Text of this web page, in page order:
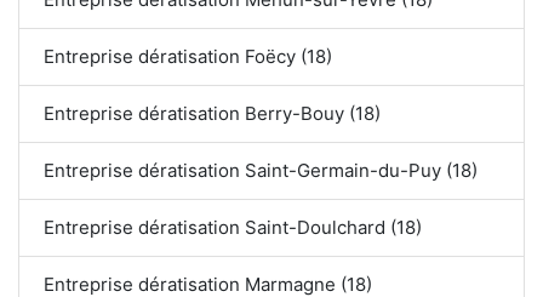
Entreprise dératisation Foëcy (18)
Entreprise dératisation Berry-Bouy (18)
Entreprise dératisation Saint-Germain-du-Puy (18)
Entreprise dératisation Saint-Doulchard (18)
Entreprise dératisation Marmagne (18)